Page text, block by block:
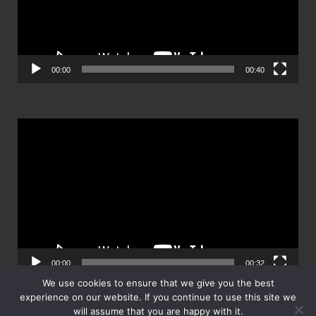
00:00 00:40
00:00 00:32
We use cookies to ensure that we give you the best
experience on our website. If you continue to use this site we
will assume that you are happy with it.